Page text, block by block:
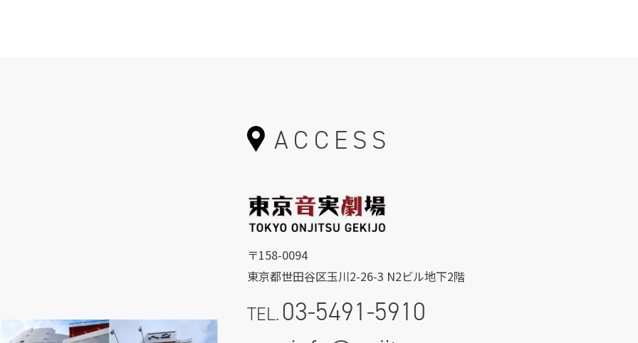
ACCESS
〒158-0094
東京都世田谷区玉川2-26-3 N2ビル地下2階
TEL.03-5491-5910